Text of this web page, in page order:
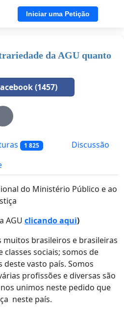
Iniciar uma Petição
da AGU quanto
(1457)
1 825
Discussão
do Ministério Público e ao
AGU clicando aqui)
muitos brasileiros e brasileiras
classes sociais; somos de
vasto país. Somos
profissões e diversas são
unimos neste pedido que
neste país.